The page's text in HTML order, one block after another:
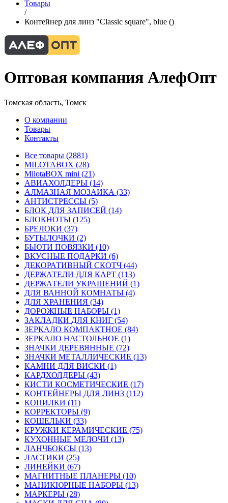
Товары
/
Контейнер для линз "Classic square", blue ()
Оптовая компания АлефОпт
Томская область, Томск
О компании
Товары
Контакты
Все товары (2881)
MILOTABOX (28)
MilotaBOX mini (21)
АВИАХОЛДЕРЫ (14)
АЛМАЗНАЯ МОЗАИКА (33)
АНТИСТРЕССЫ (5)
БЛОК ДЛЯ ЗАПИСЕЙ (14)
БЛОКНОТЫ (125)
БРЕЛОКИ (37)
БУТЫЛОЧКИ (2)
БЬЮТИ ПОВЯЗКИ (10)
ВКУСНЫЕ ПОДАРКИ (6)
ДЕКОРАТИВНЫЙ СКОТЧ (44)
ДЕРЖАТЕЛИ ДЛЯ КАРТ (113)
ДЕРЖАТЕЛИ УКРАШЕНИЙ (1)
ДЛЯ ВАННОЙ КОМНАТЫ (4)
ДЛЯ ХРАНЕНИЯ (34)
ДОРОЖНЫЕ НАБОРЫ (1)
ЗАКЛАДКИ ДЛЯ КНИГ (54)
ЗЕРКАЛО КОМПАКТНОЕ (84)
ЗЕРКАЛО НАСТОЛЬНОЕ (1)
ЗНАЧКИ ДЕРЕВЯННЫЕ (72)
ЗНАЧКИ МЕТАЛЛИЧЕСКИЕ (13)
КАМНИ ДЛЯ ВИСКИ (1)
КАРДХОЛДЕРЫ (43)
КИСТИ КОСМЕТИЧЕСКИЕ (17)
КОНТЕЙНЕРЫ ДЛЯ ЛИНЗ (112)
КОПИЛКИ (11)
КОРРЕКТОРЫ (9)
КОШЕЛЬКИ (33)
КРУЖКИ КЕРАМИЧЕСКИЕ (75)
КУХОННЫЕ МЕЛОЧИ (13)
ЛАНЧБОКСЫ (13)
ЛАСТИКИ (25)
ЛИНЕЙКИ (67)
МАГНИТНЫЕ ПЛАНЕРЫ (10)
МАНИКЮРНЫЕ НАБОРЫ (13)
МАРКЕРЫ (28)